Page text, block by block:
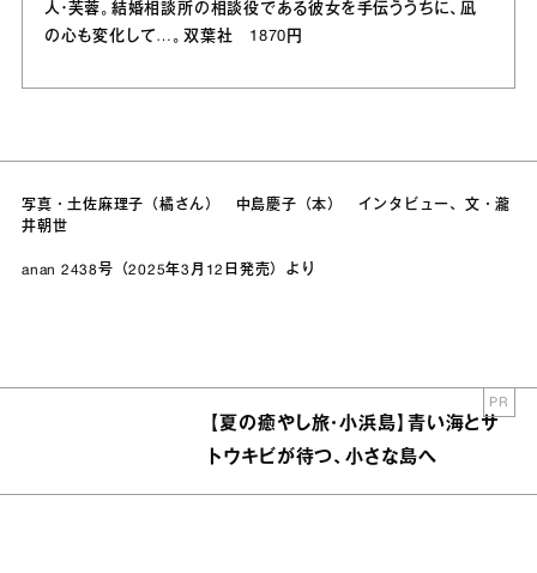
人・芙蓉。結婚相談所の相談役である彼女を手伝ううちに、凪
の心も変化して…。双葉社 1870円
写真・土佐麻理子（橘さん） 中島慶子（本） インタビュー、文・瀧
井朝世
anan 2438号（2025年3月12日発売）より
【夏の癒やし旅・小浜島】青い海とサ
トウキビが待つ、小さな島へ
PR